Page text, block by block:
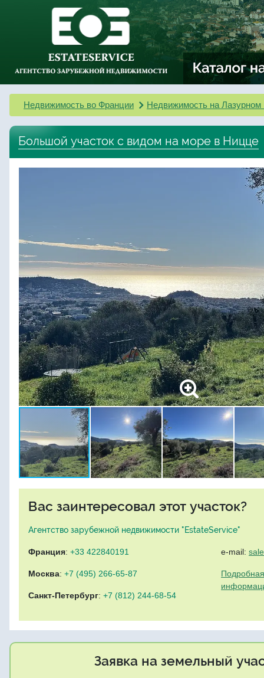
Недвижимость во Франции Недвижимость на Лазурном
Большой участок с видом на море в Ницце
Вас заинтересовал этот участок?
Агентство зарубежной недвижимости "EstateService"
Франция: +33 422840191
Москва: +7 (495) 266-65-87
Санкт-Петербург: +7 (812) 244-68-54
e-mail:
Заявка на земельный